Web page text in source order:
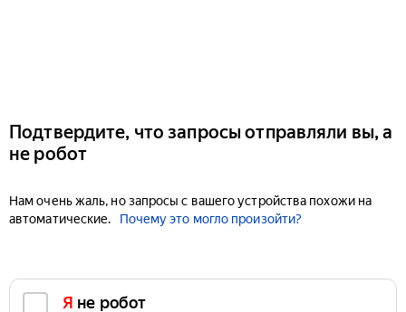
Подтвердите, что запросы отправляли вы, а
не робот
Нам очень жаль, но запросы с вашего устройства похожи на
автоматические.
Почему это могло произойти?
Я не робот